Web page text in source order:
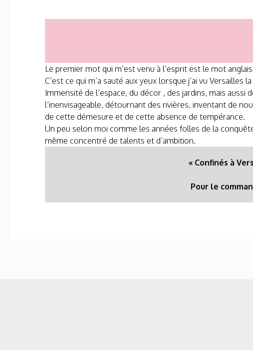
Le premier mot qui m’est venu à l’esprit est le mot
C’est ce qui m’a sauté aux yeux lorsque j’ai vu Versailles
Immensité de l’espace, du décor , des jardins, mais
l’inenvisageable, détournant des rivières, inventant de
de cette démesure et de cette absence de tempérance.
Un peu selon moi comme les années folles de la
même concentré de talents et d’ambition.
« Confinés à
Pour le